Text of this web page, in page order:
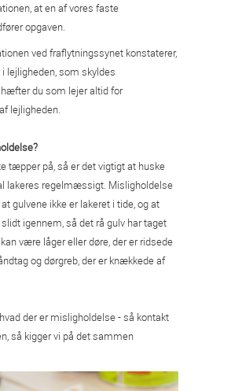
at en af vores faste
opgaven.
ved fraflytningssynet konstaterer,
lejligheden, som skyldes
du som lejer altid for
lejligheden.
tæpper på, så er det vigtigt at huske
lakeres regelmæssigt. Misligholdelse
gulvene ikke er lakeret i tide, og at
igennem, så det rå gulv har taget
være låger eller døre, der er ridsede
og dørgreb, der er knækkede af
der er misligholdelse - så kontakt
så kigger vi på det sammen